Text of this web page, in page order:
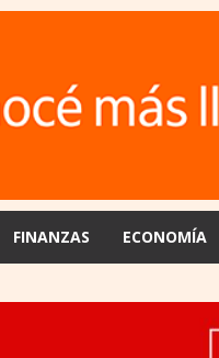
FINANZAS ECONOMÍA